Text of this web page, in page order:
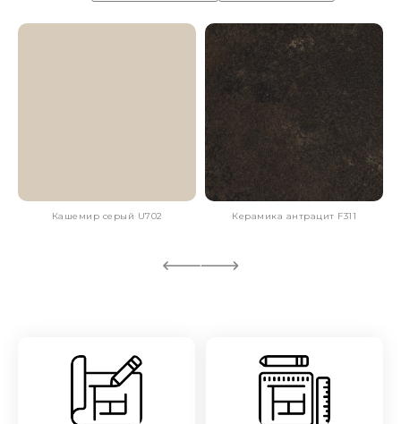
Кашемир серый U702 Керамика антрацит F311